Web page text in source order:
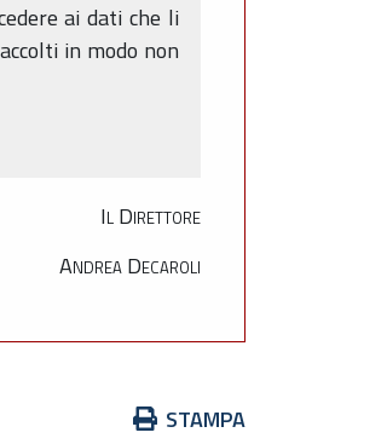
ai dati che li
in modo non
Il Direttore
Andrea Decaroli
Azioni STAMPA